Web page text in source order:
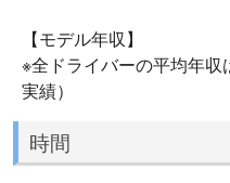
【モデル年収】
※全ドライバーの平均年
実績）
時間